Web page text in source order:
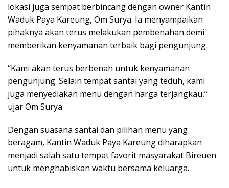
lokasi juga sempat berbincang dengan owner Kantin
Waduk Paya Kareung, Om Surya. Ia menyampaikan
pihaknya akan terus melakukan pembenahan demi
memberikan kenyamanan terbaik bagi pengunjung.
“Kami akan terus berbenah untuk kenyamanan
pengunjung. Selain tempat santai yang teduh, kami
juga menyediakan menu dengan harga terjangkau,”
ujar Om Surya.
Dengan suasana santai dan pilihan menu yang
beragam, Kantin Waduk Paya Kareung diharapkan
menjadi salah satu tempat favorit masyarakat Bireuen
untuk menghabiskan waktu bersama keluarga.